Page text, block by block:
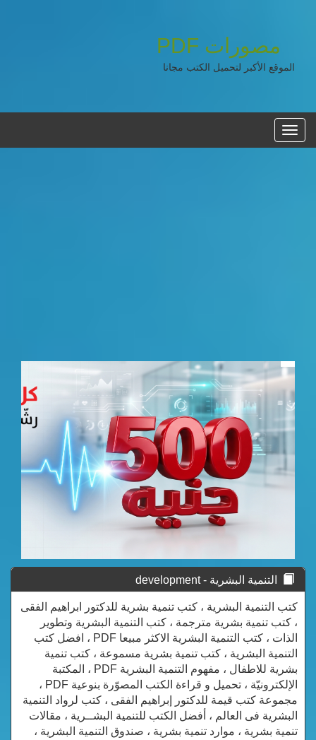
مصورات PDF
الموقع الأكبر لتحميل الكتب مجانا
القائمه
الرئيسية
التنمية البشرية - development
كتب التنمية البشرية ، كتب تنمية بشرية للدكتور ابراهيم الفقى
، كتب تنمية بشرية مترجمة ، كتب التنمية البشرية وتطوير
الذات ، كتب التنمية البشرية الاكثر مبيعا PDF ، افضل كتب
التنمية البشرية ، كتب تنمية بشرية مسموعة ، كتب تنمية
بشرية للاطفال ، مفهوم التنمية البشرية PDF ، المكتبة
الإلكترونيّة ، تحميل و قراءة الكتب المصوّرة بنوعية PDF ،
مجموعة كتب قيمة للدكتور إبراهيم الفقى ، كتب لرواد التنمية
البشرية فى العالم ، أفضل الكتب للتنمية البشــرية ، مقالات
تنمية بشرية ، موارد تنمية بشرية ، صندوق التنمية البشرية ،